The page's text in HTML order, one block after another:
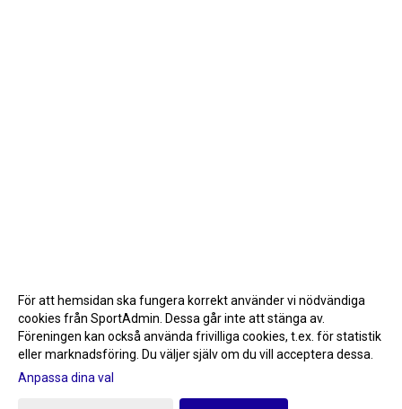
Gå till Webbversion
För att hemsidan ska fungera korrekt använder vi nödvändiga
cookies från SportAdmin. Dessa går inte att stänga av.
Föreningen kan också använda frivilliga cookies, t.ex. för statistik
eller marknadsföring. Du väljer själv om du vill acceptera dessa.
Anpassa dina val